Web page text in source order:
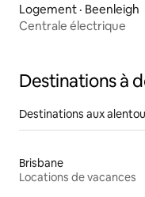
Logement · Beenleigh
Centrale électrique
Destinations à
Destinations aux
Brisbane
Locations de vacances